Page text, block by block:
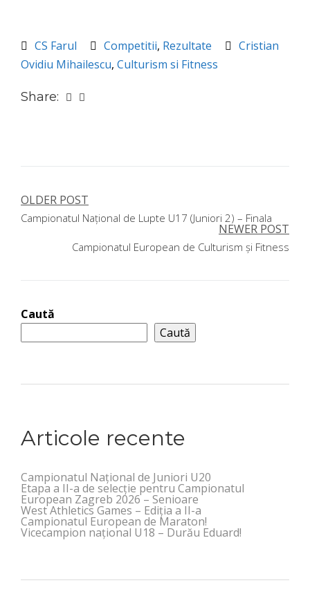
CS Farul Competitii, Rezultate
Cristian
Ovidiu Mihailescu, Culturism si Fitness
Share:
Navigare
în
articole
OLDER POST
Campionatul Național de Lupte U17 (Juniori 2) – Finala
NEWER POST
Campionatul European de Culturism și Fitness
Caută
Caută
Articole recente
Campionatul Național de Juniori U20
Etapa a II-a de selecție pentru Campionatul
European Zagreb 2026 – Senioare
West Athletics Games – Ediția a II-a
Campionatul European de Maraton!
Vicecampion național U18 – Durău Eduard!